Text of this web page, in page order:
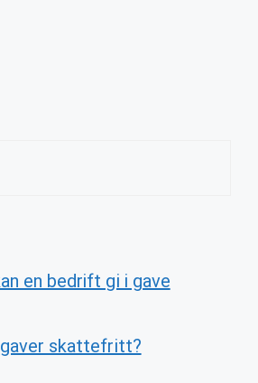
en bedrift gi i gave
gaver skattefritt?